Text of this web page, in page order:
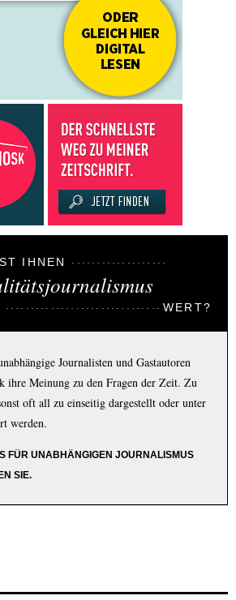
IHNEN
WERT?
Journalisten und Gastautoren
ihre Meinung zu den Fragen der Zeit. Zu
oft all zu einseitig dargestellt oder unter
werden.
FÜR UNABHÄNGIGEN JOURNALISMUS
SIE.